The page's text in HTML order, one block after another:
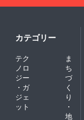
カテゴリー
テク
ノロ
ジー
・ガ
ジェ
ット
ま
ち
づ
く
り
・
地